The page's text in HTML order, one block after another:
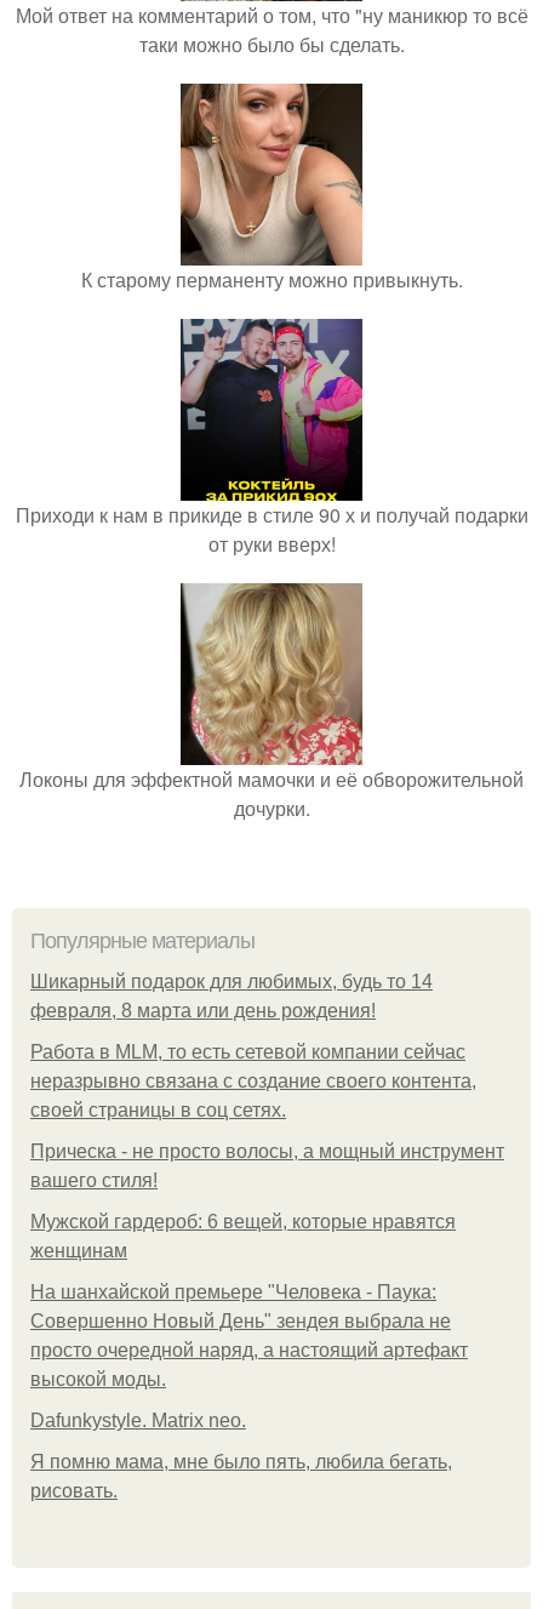
Мой ответ на комментарий о том, что "ну маникюр то всё
таки можно было бы сделать.
К старому перманенту можно привыкнуть.
Приходи к нам в прикиде в стиле 90 х и получай подарки
от руки вверх!
Локоны для эффектной мамочки и её обворожительной
дочурки.
Популярные материалы
Шикарный подарок для любимых, будь то 14
февраля, 8 марта или день рождения!
Работа в MLM, то есть сетевой компании сейчас
неразрывно связана с создание своего контента,
своей страницы в соц сетях.
Прическа - не просто волосы, а мощный инструмент
вашего стиля!
Мужской гардероб: 6 вещей, которые нравятся
женщинам
На шанхайской премьере "Человека - Паука:
Совершенно Новый День" зендея выбрала не
просто очередной наряд, а настоящий артефакт
высокой моды.
Dafunkystyle. Matrix neo.
Я помню мама, мне было пять, любила бегать,
рисовать.